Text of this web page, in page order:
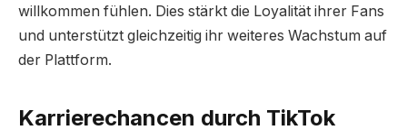
willkommen fühlen. Dies stärkt die Loyalität ihrer Fans
und unterstützt gleichzeitig ihr weiteres Wachstum auf
der Plattform.
Karrierechancen durch TikTok